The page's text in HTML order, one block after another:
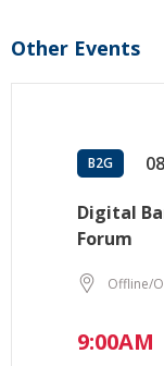
Other Events
B2G
Digital
Forum
Offline/
9:00AM